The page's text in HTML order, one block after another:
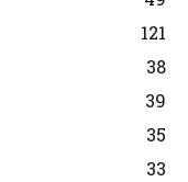
121
38
39
35
33